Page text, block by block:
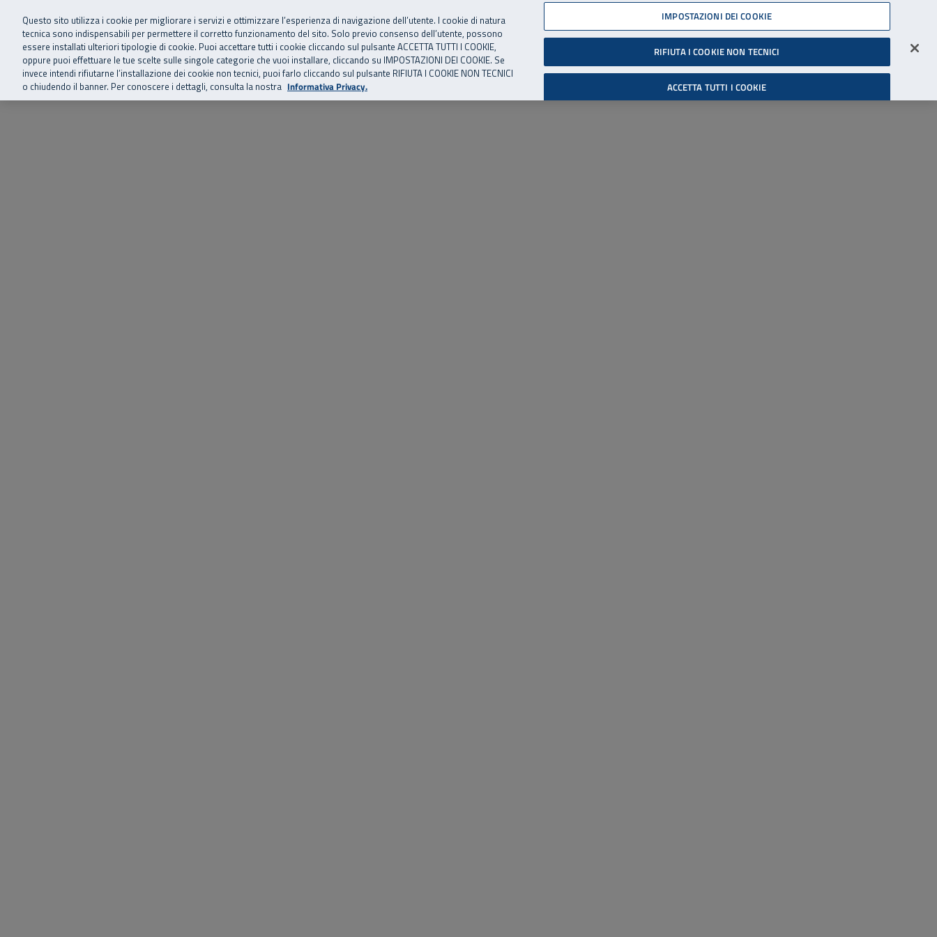
Vai al menu principale
Vai al contenuto principale
Vai al Footer 06 45539607
SuperAbile - il Contact Center Inail per il mondo della disabilità
Home Chi siamo Storie, news ed eventi Risorse utili Supporto Accessibilità
Cerca
Accedi all'area riservata
Questo sito utilizza i cookie per migliorare i servizi e ottimizzare l’esperienza di navigazione dell’utente. I cookie di natura
tecnica sono indispensabili per permettere il corretto funzionamento del sito. Solo previo consenso dell’utente, possono
essere installati ulteriori tipologie di cookie. Puoi accettare tutti i cookie cliccando sul pulsante ACCETTA TUTTI I COOKIE,
oppure puoi effettuare le tue scelte sulle singole categorie che vuoi installare, cliccando su IMPOSTAZIONI DEI COOKIE. Se
invece intendi rifiutarne l’installazione dei cookie non tecnici, puoi farlo cliccando sul pulsante RIFIUTA I COOKIE NON TECNICI
o chiudendo il banner. Per conoscere i dettagli, consulta la nostra Informativa Privacy.
IMPOSTAZIONI DEI COOKIE
RIFIUTA I COOKIE NON TECNICI
ACCETTA TUTTI I COOKIE